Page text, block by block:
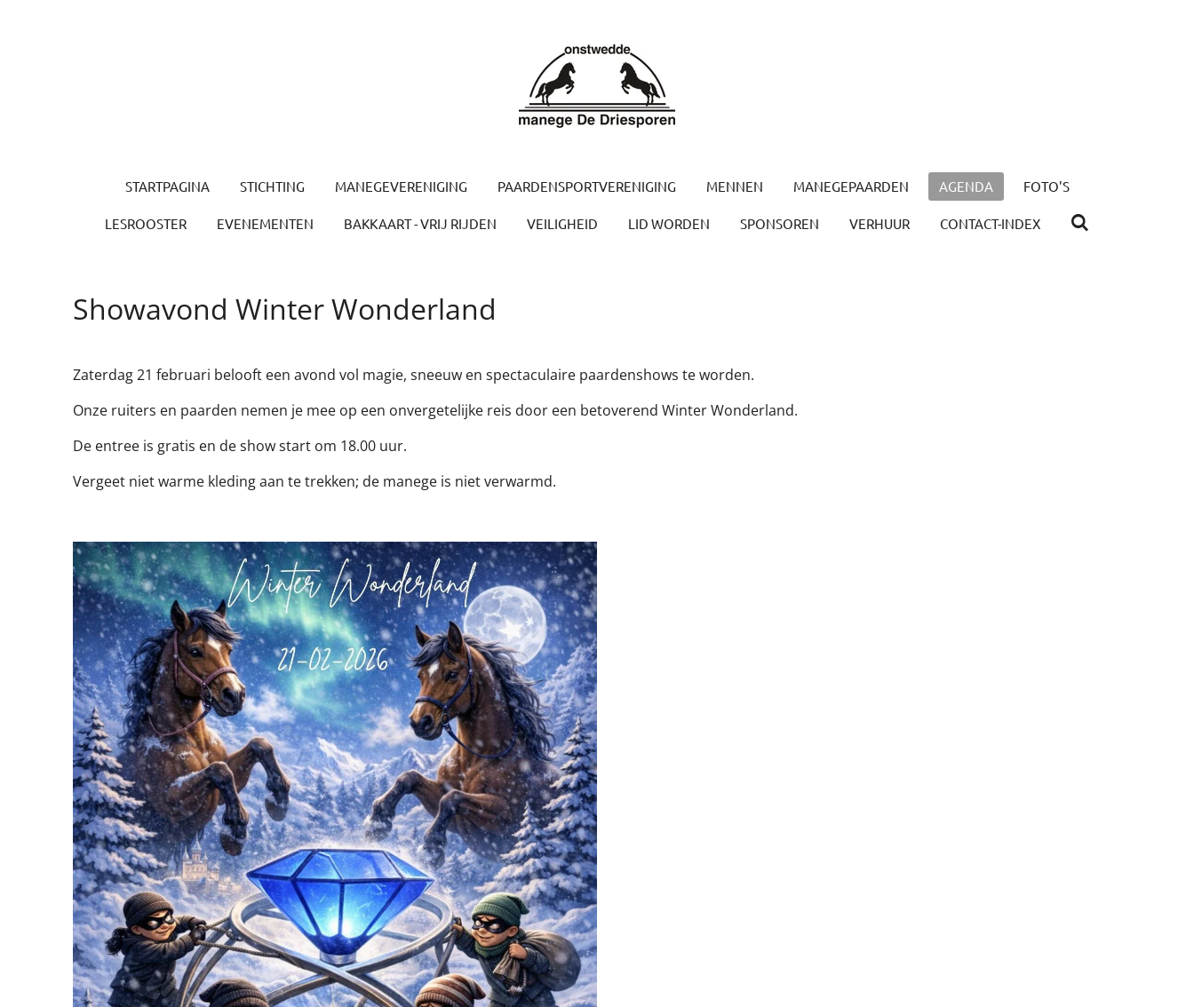
STARTPAGINA STICHTING MANEGEVERENIGING PAARDENSPORTVERENIGING MENNEN MANEGEPAARDEN AGENDA FOTO'S
LESROOSTER EVENEMENTEN BAKKAART - VRIJ RIJDEN VEILIGHEID LID WORDEN SPONSOREN VERHUUR CONTACT-INDEX
Showavond Winter Wonderland
Zaterdag 21 februari belooft een avond vol magie, sneeuw en spectaculaire paardenshows te worden.
Onze ruiters en paarden nemen je mee op een onvergetelijke reis door een betoverend Winter Wonderland.
De entree is gratis en de show start om 18.00 uur.
Vergeet niet warme kleding aan te trekken; de manege is niet verwarmd.